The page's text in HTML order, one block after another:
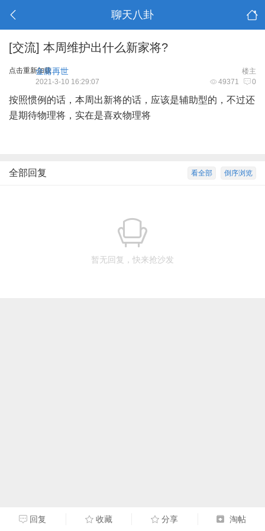
聊天八卦
[交流] 本周维护出什么新家将?
点击重新加载 楼主
金庸再世
49371 0
2021-3-10 16:29:07
按照惯例的话，本周出新将的话，应该是辅助型的，不过还
是期待物理将，实在是喜欢物理将
倒序浏览
看全部
全部回复
暂无回复，快来抢沙发
回复 收藏 分享 淘帖